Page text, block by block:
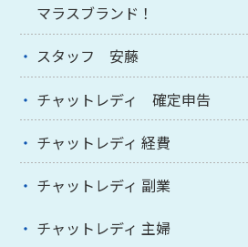
マラスブランド！
スタッフ 安藤
チャットレディ 確定申告
チャットレディ 経費
チャットレディ 副業
チャットレディ 主婦